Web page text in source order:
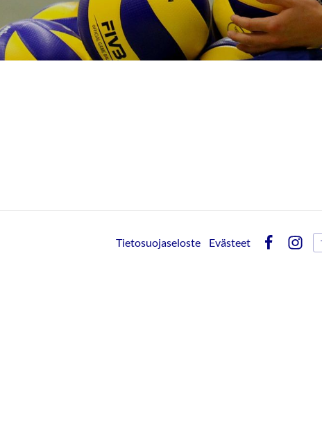
Tietosuojaseloste
Evästeet